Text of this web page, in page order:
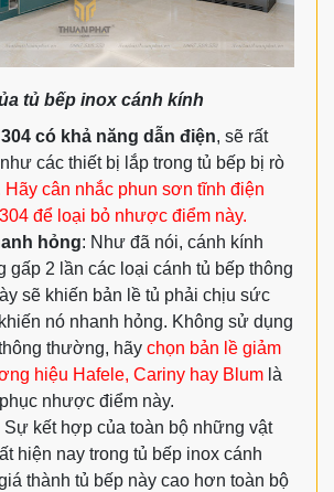
tủ bếp inox cánh kính
có khả năng dẫn điện, sẽ rất
các thiết bị lắp trong tủ bếp bị rò
Hãy cân nhắc phun sơn tĩnh điện
để loại bỏ nhược điểm này.
hỏng: Như đã nói, cánh kính
2 lần các loại cánh tủ bếp thông
sẽ khiến bản lề tủ phải chịu sức
nó nhanh hỏng. Không sử dụng
thường, hãy chọn bản lề giảm
hiệu Hafele, Cariny hay Blum là
nhược điểm này.
Sự kết hợp của toàn bộ những vật
hiện nay trong tủ bếp inox cánh
thành tủ bếp này cao hơn toàn bộ